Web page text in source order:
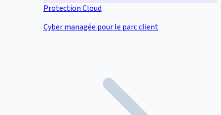
Protection Cloud
Cyber managée pour le parc client